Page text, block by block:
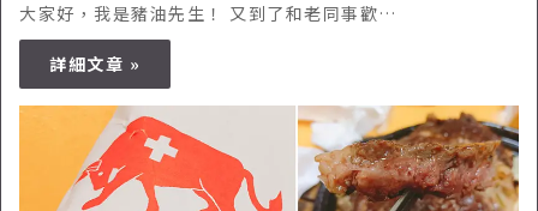
大家好，我是豬油先生！ 又到了和老同事歡…
詳細文章 »